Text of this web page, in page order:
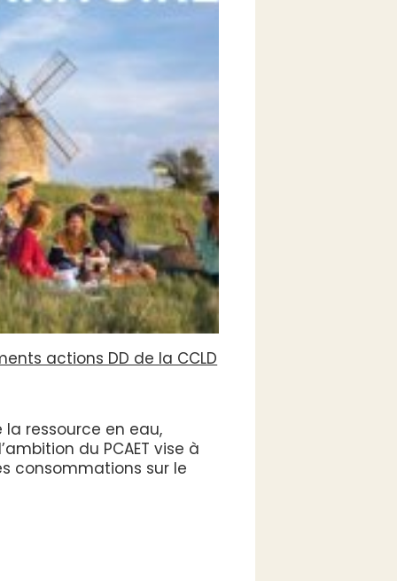
actions DD de la CCLD
ressource en eau,
du PCAET vise à
consommations sur le